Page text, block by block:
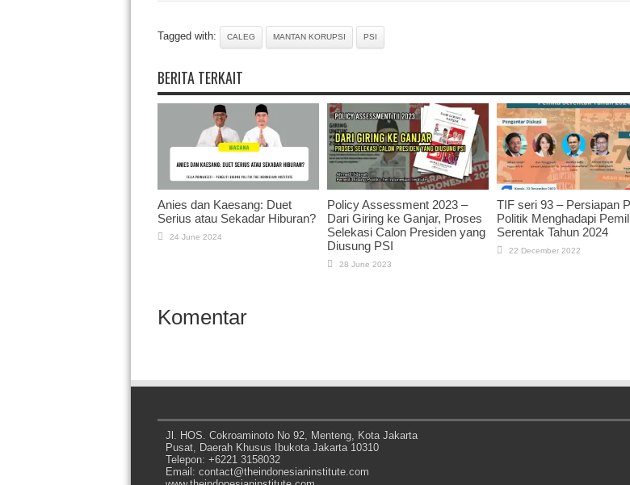
Tagged with: CALEG MANTAN KORUPSI PSI
BERITA TERKAIT
Anies dan Kaesang: Duet
Serius atau Sekadar Hiburan?
24 June 2024
Policy Assessment 2023 –
Dari Giring ke Ganjar, Proses
Selekasi Calon Presiden yang
Diusung PSI
28 June 2023
TIF seri 93 – Persiapan
Politik Menghadapi
Serentak Tahun 2024
22 December 2022
Komentar
Jl. HOS. Cokroaminoto No 92, Menteng, Kota Jakarta
Pusat, Daerah Khusus Ibukota Jakarta 10310
Telepon: +6221 3158032
Email: contact@theindonesianinstitute.com